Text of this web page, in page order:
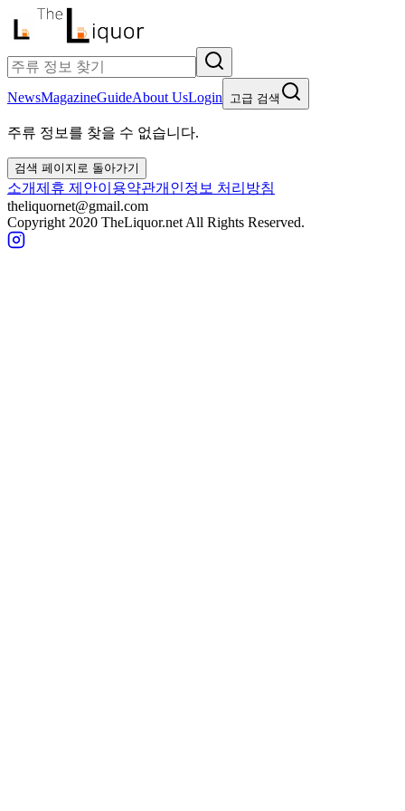
NewsMagazineGuideAbout UsLogin 고급 검색
주류 정보를 찾을 수 없습니다.
검색 페이지로 돌아가기
소개제휴 제안이용약관개인정보 처리방침
theliquornet@gmail.com
Copyright 2020 TheLiquor.net All Rights Reserved.